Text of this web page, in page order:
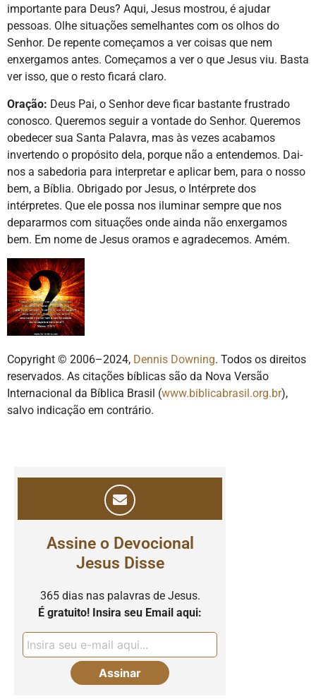
importante para Deus? Aqui, Jesus mostrou, é ajudar
pessoas. Olhe situações semelhantes com os olhos do
Senhor. De repente começamos a ver coisas que nem
enxergamos antes. Começamos a ver o que Jesus viu. Basta
ver isso, que o resto ficará claro.
Oração: Deus Pai, o Senhor deve ficar bastante frustrado
conosco. Queremos seguir a vontade do Senhor. Queremos
obedecer sua Santa Palavra, mas às vezes acabamos
invertendo o propósito dela, porque não a entendemos. Dai-
nos a sabedoria para interpretar e aplicar bem, para o nosso
bem, a Bíblia. Obrigado por Jesus, o Intérprete dos
intérpretes. Que ele possa nos iluminar sempre que nos
depararmos com situações onde ainda não enxergamos
bem. Em nome de Jesus oramos e agradecemos. Amém.
Copyright © 2006–2024, Dennis Downing. Todos os direitos
reservados. As citações bíblicas são da Nova Versão
Internacional da Bíblica Brasil (www.biblicabrasil.org.br),
salvo indicação em contrário.
Assine o Devocional
Jesus Disse
365 dias nas palavras de Jesus.
É gratuito! Insira seu Email aqui: